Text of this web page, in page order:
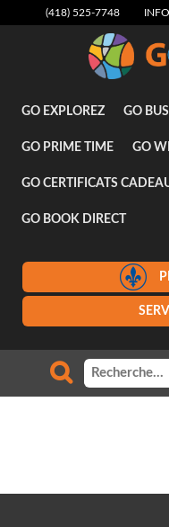
(418) 525-7748
GO EXPLOREZ GO
GO PRIME TIME GO
GO CERTIFICATS
GO BOOK DIRECT